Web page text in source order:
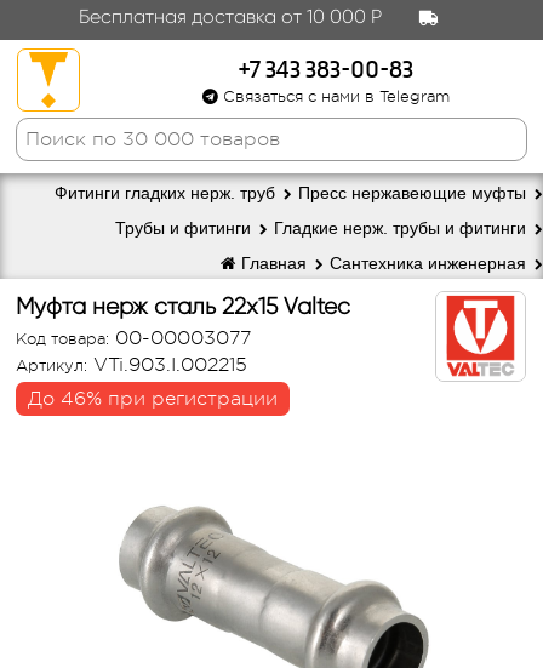
Бесплатная доставка от 10 000 Р
+7 343 383-00-83
Связаться с нами в Telegram
Пресс нержавеющие муфты
Фитинги гладких нерж. труб
Гладкие нерж. трубы и фитинги
Трубы и фитинги
Сантехника инженерная
Главная
Муфта нерж сталь 22х15 Valtec
Код товара: 00-00003077
Артикул: VTi.903.I.002215
До 46% при регистрации